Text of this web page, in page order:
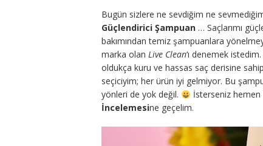
Bugün sizlere ne sevdiğim ne
Güçlendirici Şampuan … Saçlarımı
bakımından temiz şampuanlara
marka olan Live Clean‘ı denemek
oldukça kuru ve hassas saç derisine
seçiciyim; her ürün iyi gelmiyor. Bu
yönleri de yok değil.
İsterseniz hemen
İncelemesine geçelim.